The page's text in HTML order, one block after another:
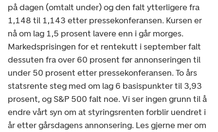
på dagen (omtalt under) og den falt ytterligere fra
1,148 til 1,143 etter pressekonferansen. Kursen er
nå om lag 1,5 prosent lavere enn i går morges.
Markedsprisingen for et rentekutt i september falt
dessuten fra over 60 prosent før annonseringen til
under 50 prosent etter pressekonferansen. To års
statsrente steg med om lag 6 basispunkter til 3,93
prosent, og S&P 500 falt noe. Vi ser ingen grunn til å
endre vårt syn om at styringsrenten forblir uendret i
år etter gårsdagens annonsering. Les gjerne mer om